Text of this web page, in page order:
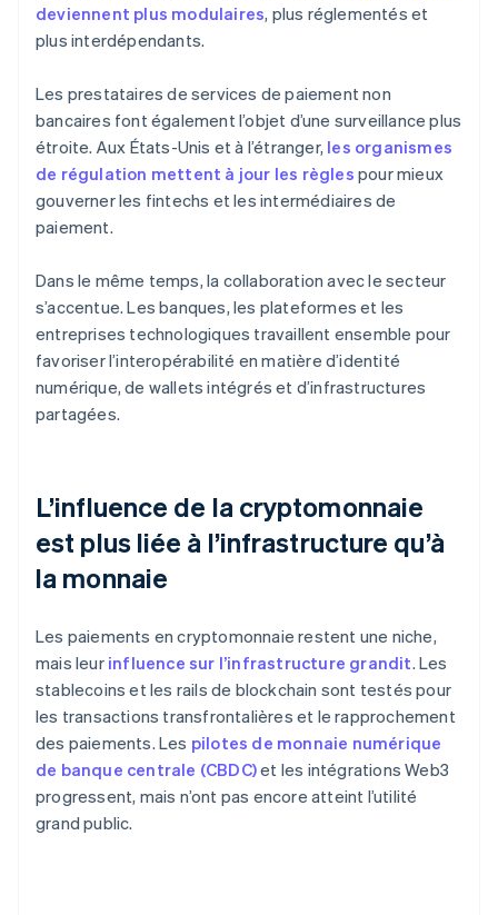
deviennent plus modulaires, plus réglementés et
plus interdépendants.
Les prestataires de services de paiement non
bancaires font également l’objet d’une surveillance plus
étroite. Aux États-Unis et à l’étranger, les organismes
de régulation mettent à jour les règles pour mieux
gouverner les fintechs et les intermédiaires de
paiement.
Dans le même temps, la collaboration avec le secteur
s’accentue. Les banques, les plateformes et les
entreprises technologiques travaillent ensemble pour
favoriser l’interopérabilité en matière d’identité
numérique, de wallets intégrés et d’infrastructures
partagées.
L’influence de la cryptomonnaie
est plus liée à l’infrastructure qu’à
la monnaie
Les paiements en cryptomonnaie restent une niche,
mais leur influence sur l’infrastructure grandit. Les
stablecoins et les rails de blockchain sont testés pour
les transactions transfrontalières et le rapprochement
des paiements. Les pilotes de monnaie numérique
de banque centrale (CBDC)et les intégrations Web3
progressent, mais n’ont pas encore atteint l’utilité
grand public.